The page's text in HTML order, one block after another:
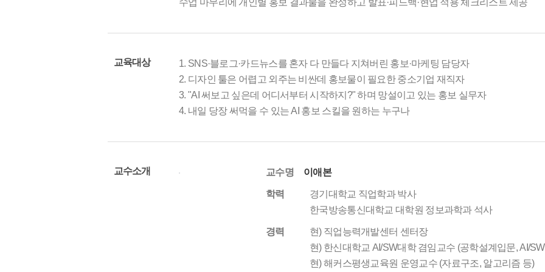
수업 마무리에 개인별 홍보 결과물을 완성하고 발표·피드백·현업 적용 체크리스트 제공
교육대상
1. SNS·블로그·카드뉴스를 혼자 다 만들다 지쳐버린 홍보·마케팅 담당자
2. 디자인 툴은 어렵고 외주는 비싼데 홍보물이 필요한 중소기업 재직자
3. "AI 써보고 싶은데 어디서부터 시작하지?" 하며 망설이고 있는 홍보 실무자
4. 내일 당장 써먹을 수 있는 AI 홍보 스킬을 원하는 누구나
교수소개 교수명 이애본
학력
경기대학교 직업학과 박사
한국방송통신대학교 대학원 정보과학과 석사
경력
현) 직업능력개발센터 센터장
현) 한신대학교 AI/SW대학 겸임교수 (공학설계입문, AI/
현) 해커스평생교육원 운영교수 (자료구조, 알고리즘 등)